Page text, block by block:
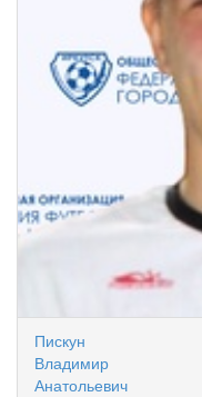
Пискун
Владимир
Анатольевич